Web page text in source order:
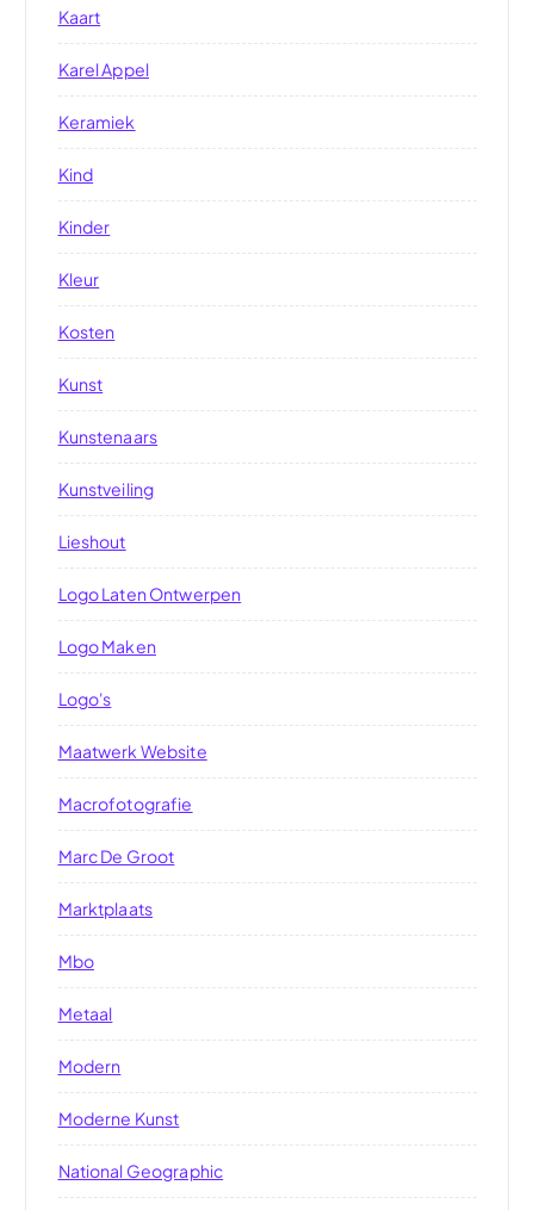
Kaart
Karel Appel
Keramiek
Kind
Kinder
Kleur
Kosten
Kunst
Kunstenaars
Kunstveiling
Lieshout
Logo Laten Ontwerpen
Logo Maken
Logo's
Maatwerk Website
Macrofotografie
Marc De Groot
Marktplaats
Mbo
Metaal
Modern
Moderne Kunst
National Geographic